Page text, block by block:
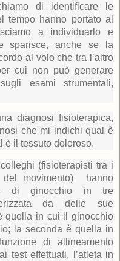
di identificare le
tempo hanno portato al
a individuarlo e
sparisce, anche se la
al volo che tra l’altro
cui non può generare
esami strumentali,
diagnosi fisioterapica,
che mi indichi qual è
è il tessuto doloroso.
(fisioterapisti tra i
del movimento) hanno
di ginocchio in tre
da delle sue
quella in cui il ginocchio
la seconda è quella in
di allineamento
test effettuati, l’atleta in